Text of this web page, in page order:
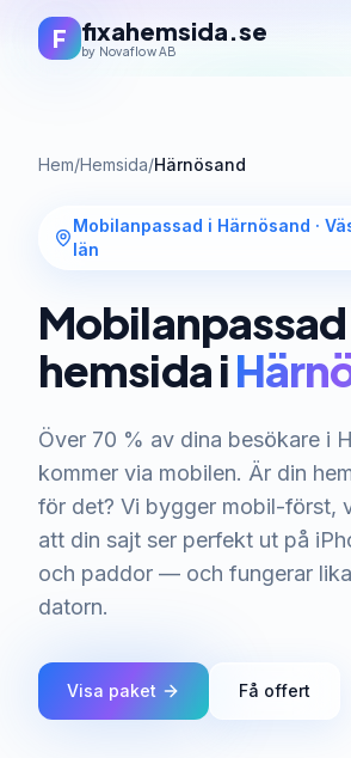
F fixahemsida.se
by Novaflow AB
Hem/Hemsida/Härnösand
Mobilanpassad i Härnösand ·
län
Mobilanpassad
hemsida i
Över 70 % av dina besökare i
kommer via mobilen. Är din
för det? Vi bygger mobil-först,
att din sajt ser perfekt ut på
och paddor — och fungerar
datorn.
Visa paket Få offert